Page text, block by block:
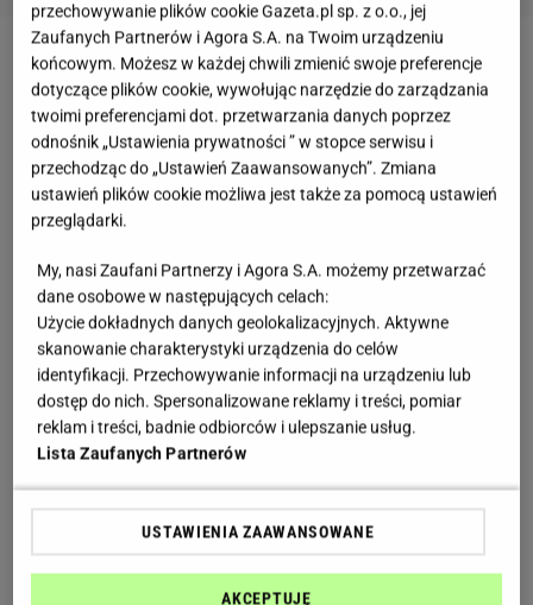
Fot. Agnieszka Sadowska / Agencja Wyborcza.pl
ziemniaczanego
Ciasto na pierogi - przepis, który zawsze się
przechowywanie plików cookie Gazeta.pl sp. z o.o., jej
Zaufanych Partnerów i Agora S.A. na Twoim urządzeniu
końcowym. Możesz w każdej chwili zmienić swoje preferencje
dotyczące plików cookie, wywołując narzędzie do zarządzania
twoimi preferencjami dot. przetwarzania danych poprzez
odnośnik „Ustawienia prywatności ” w stopce serwisu i
przechodząc do „Ustawień Zaawansowanych”. Zmiana
ustawień plików cookie możliwa jest także za pomocą ustawień
przeglądarki.
My, nasi Zaufani Partnerzy i Agora S.A. możemy przetwarzać
dane osobowe w następujących celach:
Użycie dokładnych danych geolokalizacyjnych. Aktywne
skanowanie charakterystyki urządzenia do celów
identyfikacji. Przechowywanie informacji na urządzeniu lub
dostęp do nich. Spersonalizowane reklamy i treści, pomiar
reklam i treści, badnie odbiorców i ulepszanie usług.
Lista Zaufanych Partnerów
USTAWIENIA ZAAWANSOWANE
AKCEPTUJĘ